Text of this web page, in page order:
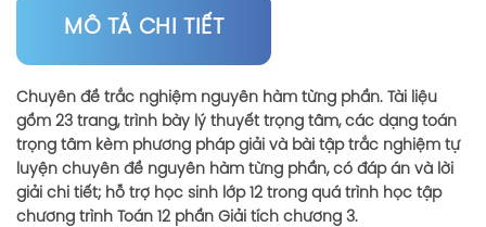
MÔ TẢ CHI TIẾT
Chuyên đề trắc nghiệm nguyên hàm từng phần. Tài liệu
gồm 23 trang, trình bày lý thuyết trọng tâm, các dạng toán
trọng tâm kèm phương pháp giải và bài tập trắc nghiệm tự
luyện chuyên đề nguyên hàm từng phần, có đáp án và lời
giải chi tiết; hỗ trợ học sinh lớp 12 trong quá trình học tập
chương trình
Toán 12 phần Giải tích chương 3.